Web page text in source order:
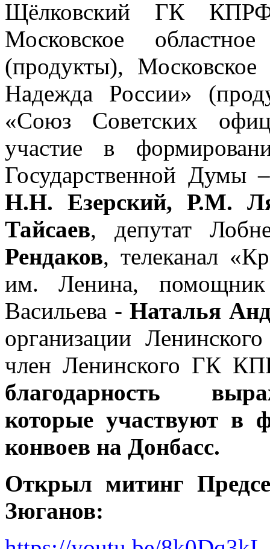
Щёлковский ГК
Московское
(продукты),
Надежда России»
«Союз Советских
участие в
Государственной Думы
Н.Н. Езерский, Р.М.
Тайсаев, депутат
Рендаков, телеканал
им. Ленина, помощник
Васильева -Наталья
организации
член Ленинского ГК
благодарность
которые участвуют в
конвоев на Донбасс.
Открыл митинг
Зюганов: